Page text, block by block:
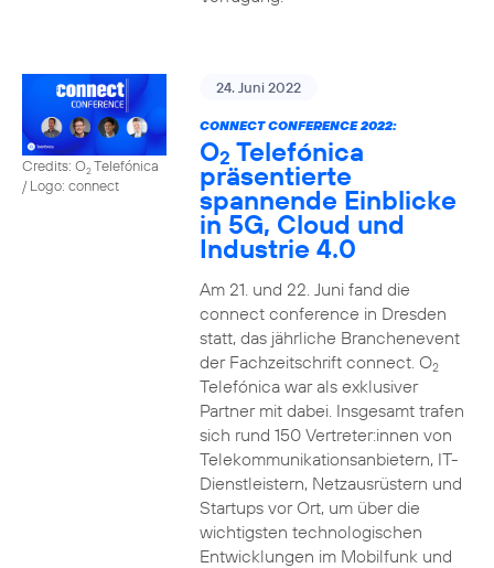
Credits: O2Telefónica
/ Logo: connect
24. Juni 2022
CONNECT CONFERENCE 2022:
O2 Telefónica
präsentierte
spannende Einblicke
in 5G, Cloud und
Industrie 4.0
Am 21. und 22. Juni fand die
connect conference in Dresden
statt, das jährliche Branchenevent
der Fachzeitschrift connect. O2
Telefónica war als exklusiver
Partner mit dabei. Insgesamt trafen
sich rund 150 Vertreter:innen von
Telekommunikationsanbietern, IT-
Dienstleistern, Netzausrüstern und
Startups vor Ort, um über die
wichtigsten technologischen
Entwicklungen im Mobilfunk und